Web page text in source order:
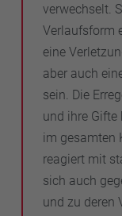
verwechselt.
Verlaufsform
eine
aber auch
sein. Die
und ihre
im gesamten
reagiert mit
sich auch
und zu deren